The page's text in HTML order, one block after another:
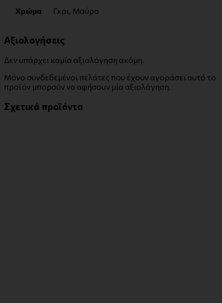
Χρώμα Γκρι, Μαύρο
Αξιολογήσεις
Δεν υπάρχει καμία αξιολόγηση ακόμη.
Μόνο συνδεδεμένοι πελάτες που έχουν αγοράσει αυτό το
προϊόν μπορούν να αφήσουν μία αξιολόγηση.
Σχετικά προϊόντα